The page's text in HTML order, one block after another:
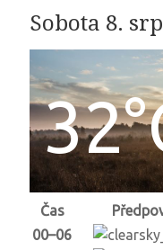
Sobota 8.
Čas
00–06